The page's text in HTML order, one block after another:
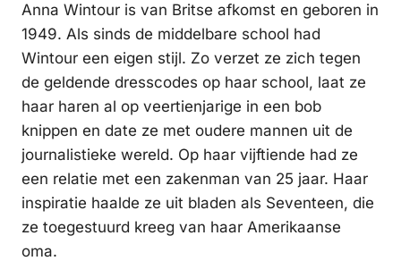
Anna Wintour is van Britse afkomst en geboren in
1949. Als sinds de middelbare school had
Wintour een eigen stijl. Zo verzet ze zich tegen
de geldende dresscodes op haar school, laat ze
haar haren al op veertienjarige in een bob
knippen en date ze met oudere mannen uit de
journalistieke wereld. Op haar vijftiende had ze
een relatie met een zakenman van 25 jaar. Haar
inspiratie haalde ze uit bladen als Seventeen, die
ze toegestuurd kreeg van haar Amerikaanse
oma.